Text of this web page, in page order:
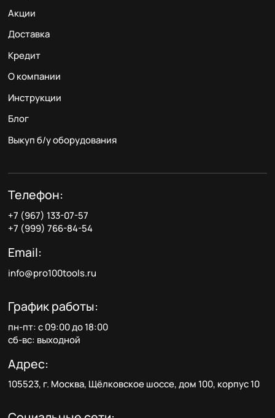
Акции
Доставка
Кредит
О компании
Инструкции
Блог
Выкуп б/у оборудования
Телефон:
+7 (967) 133-07-57
+7 (999) 766-84-54
Email:
info@pro100tools.ru
График работы:
пн-пт: с 09:00 до 18:00
сб-вс: выходной
Адрес:
105523, г. Москва, Щёлковское шоссе, дом 100, корпус 10